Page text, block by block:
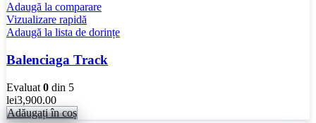
Adaugă la comparare
Vizualizare rapidă
Adaugă la lista de dorințe
Balenciaga Track
Evaluat 0 din 5
lei3,900.00
Adăugați în coș